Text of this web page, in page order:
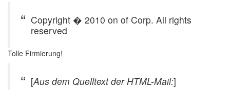
Copyright � 2010 on of Corp. All rights
reserved
Tolle Firmierung!
[Aus dem Quelltext der HTML-Mail:]